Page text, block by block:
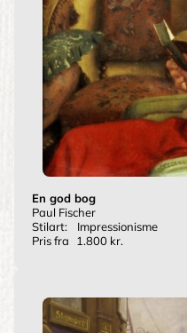
En god bog
Paul Fischer
Stilart:
Impressionisme
Pris fra
1.800 kr.